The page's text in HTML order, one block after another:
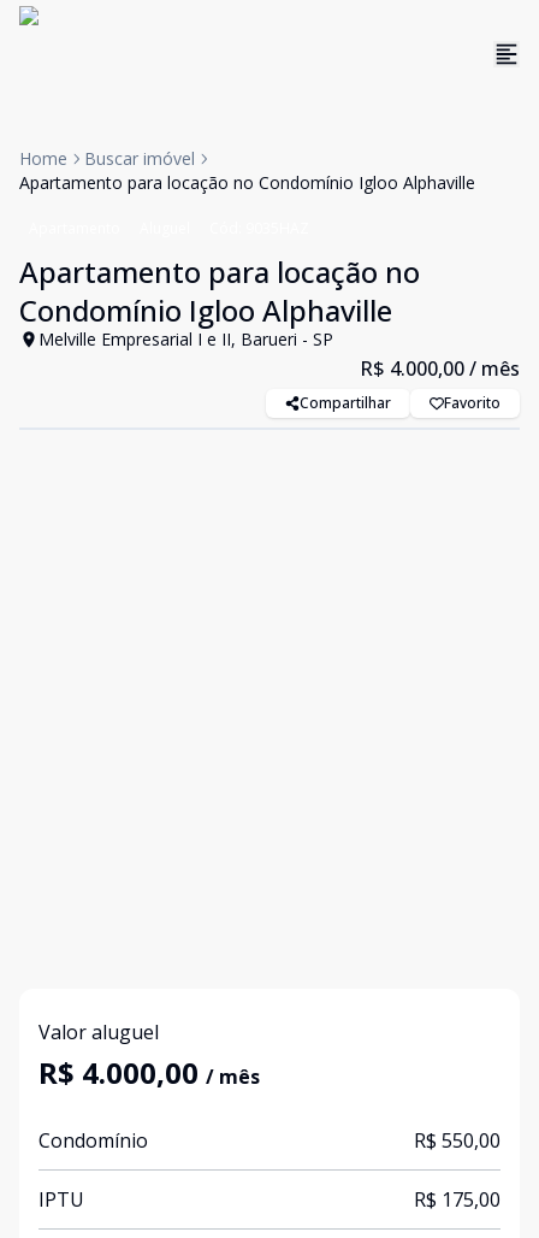
Home
Buscar imóvel
Apartamento para locação no Condomínio Igloo Alphaville
Apartamento para locação no
Condomínio Igloo Alphaville
Melville Empresarial I e II, Barueri - SP
R$ 4.000,00/ mês
Compartilhar Favorito
Valor aluguel
R$ 4.000,00 / mês
Condomínio R$ 550,00
IPTU R$ 175,00